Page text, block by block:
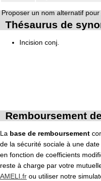
Proposer un nom alternatif pour
Thésaurus de
Incision conj.
Remboursement
La base de remboursement
de la sécurité sociale à une
en fonction de coefficients
reste à charge par votre
AMELI.fr ou utiliser notre